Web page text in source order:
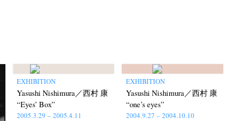
EXHIBITION
Yasushi Nishimura／西村 康
“Eyes’ Box”
2005.3.29 – 2005.4.11
EXHIBITION
Yasushi Nishimura／西村 康
“one’s eyes”
2004.9.27 – 2004.10.10